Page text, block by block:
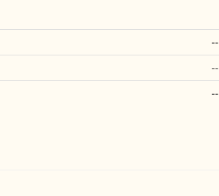
--
--
--